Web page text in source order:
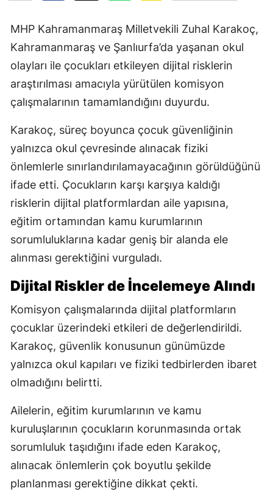
MHP Kahramanmaraş Milletvekili Zuhal Karakoç,
Kahramanmaraş ve Şanlıurfa’da yaşanan okul
olayları ile çocukları etkileyen dijital risklerin
araştırılması amacıyla yürütülen komisyon
çalışmalarının tamamlandığını duyurdu.
Karakoç, süreç boyunca çocuk güvenliğinin
yalnızca okul çevresinde alınacak fiziki
önlemlerle sınırlandırılamayacağının görüldüğünü
ifade etti. Çocukların karşı karşıya kaldığı
risklerin dijital platformlardan aile yapısına,
eğitim ortamından kamu kurumlarının
sorumluluklarına kadar geniş bir alanda ele
alınması gerektiğini vurguladı.
Dijital Riskler de İncelemeye Alındı
Komisyon çalışmalarında dijital platformların
çocuklar üzerindeki etkileri de değerlendirildi.
Karakoç, güvenlik konusunun günümüzde
yalnızca okul kapıları ve fiziki tedbirlerden ibaret
olmadığını belirtti.
Ailelerin, eğitim kurumlarının ve kamu
kuruluşlarının çocukların korunmasında ortak
sorumluluk taşıdığını ifade eden Karakoç,
alınacak önlemlerin çok boyutlu şekilde
planlanması gerektiğine dikkat çekti.